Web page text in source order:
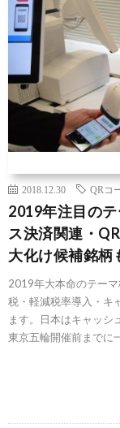
2018.12.30 QRコ
2019年注目の
ス決済関連・
大化け候補銘柄
2019年大本命のテー
税・軽減税率導入・キ
ます。日本はキャッシ
東京五輪開催前までに